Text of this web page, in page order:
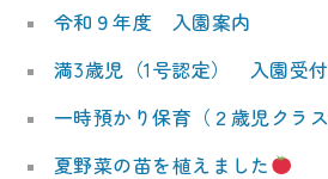
令和９年度 入園案内
満3歳児（1号認定） 入園受
一時預かり保育（２歳児クラ
夏野菜の苗を植えました